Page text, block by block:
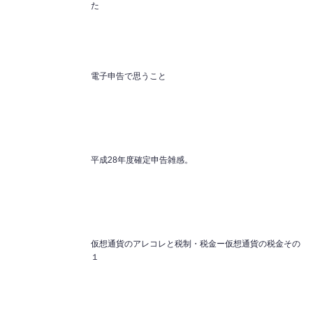
た
電子申告で思うこと
平成28年度確定申告雑感。
仮想通貨のアレコレと税制・税金ー仮想通貨の税金その
１